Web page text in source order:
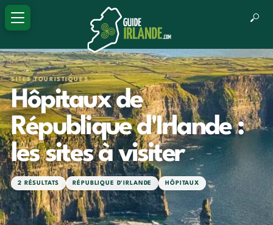
SITES TOURISTIQUES
Hôpitaux de
République d'Irlande :
les sites à visiter
2 RÉSULTATS RÉPUBLIQUE D'IRLANDE HÔPITAUX